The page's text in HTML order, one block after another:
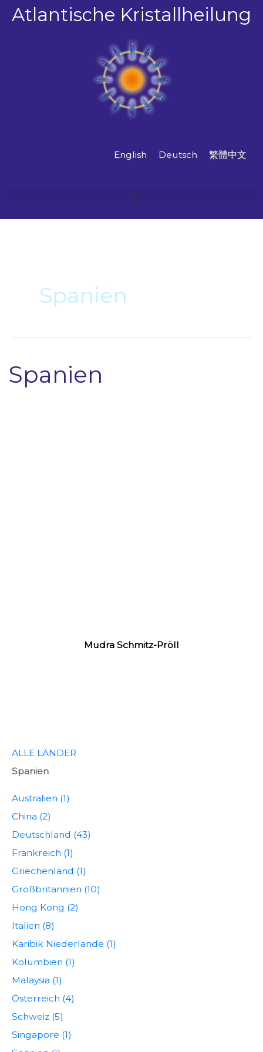
Zum
InhaltAtlantische Kristallheilung
English Deutsch 繁體中文
Spanien
Spanien
Mudra Schmitz-Pröll
ALLE LÄNDER
Spanien
Australien (1)
China (2)
Deutschland (43)
Frankreich (1)
Griechenland (1)
Großbritannien (10)
Hong Kong (2)
Italien (8)
Karibik Niederlande (1)
Kolumbien (1)
Malaysia (1)
Österreich (4)
Schweiz (5)
Singapore (1)